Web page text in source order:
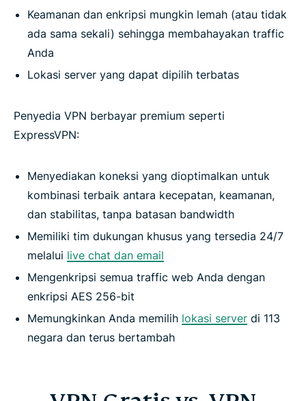
Keamanan dan enkripsi mungkin lemah (atau tidak
ada sama sekali) sehingga membahayakan traffic
Anda
Lokasi server yang dapat dipilih terbatas
Penyedia VPN berbayar premium seperti
ExpressVPN:
Menyediakan koneksi yang dioptimalkan untuk
kombinasi terbaik antara kecepatan, keamanan,
dan stabilitas, tanpa batasan bandwidth
Memiliki tim dukungan khusus yang tersedia 24/7
melalui live chat dan email
Mengenkripsi semua traffic web Anda dengan
enkripsi AES 256-bit
Memungkinkan Anda memilih lokasi server di 113
negara dan terus bertambah